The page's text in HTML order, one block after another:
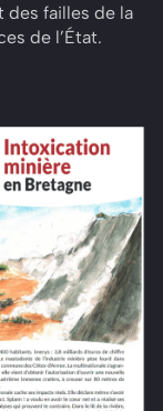
des failles de la
de l’État.